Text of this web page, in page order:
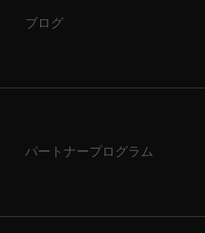
ブログ
パートナープログラム